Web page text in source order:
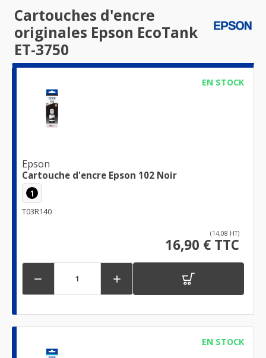
Cartouches d'encre
originales Epson EcoTank
ET-3750
EN STOCK
Epson
Cartouche d'encre Epson 102 Noir
1
T03R140
(14,08 HT)
16,90 € TTC
 
EN STOCK